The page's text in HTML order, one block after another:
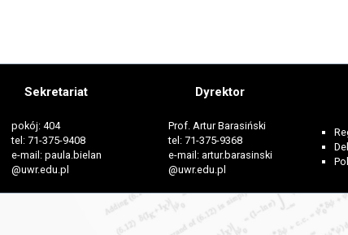
Sekretariat
pokój: 404
tel: 71-375-9408
e-mail: paula.bielan
@uwr.edu.pl
Dyrektor
Prof. Artur Barasiński
tel: 71-375-9368
e-mail: artur.barasinski
@uwr.edu.pl